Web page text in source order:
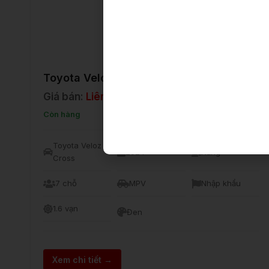
Toyota Veloz Cross CVT
Giá bán: Liên hệ
Còn hàng
Toyota Veloz
Cross
7 chỗ MPV Nhập khẩu
1.6 vạn Đen
Xem chi tiết →